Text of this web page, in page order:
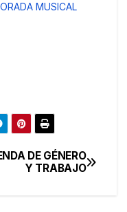
MUSICAL
DE GÉNERO
Y TRABAJO